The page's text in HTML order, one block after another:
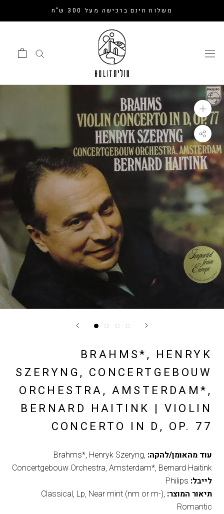
משלוח חינם ברכישה מעל 300 ש"ח
BRAHMS*, HENRYK
SZERYNG, CONCERTGEBOUW
ORCHESTRA, AMSTERDAM*,
BERNARD HAITINK | VIOLIN
CONCERTO IN D, OP. 77
עוד מהאומן/להקה: Brahms*, Henryk Szeryng,
Concertgebouw Orchestra, Amsterdam*, Bernard Haitink
לייבל: Philips
תיאור המוצר:
Classical, Lp, Near mint (nm or m-),
Romantic